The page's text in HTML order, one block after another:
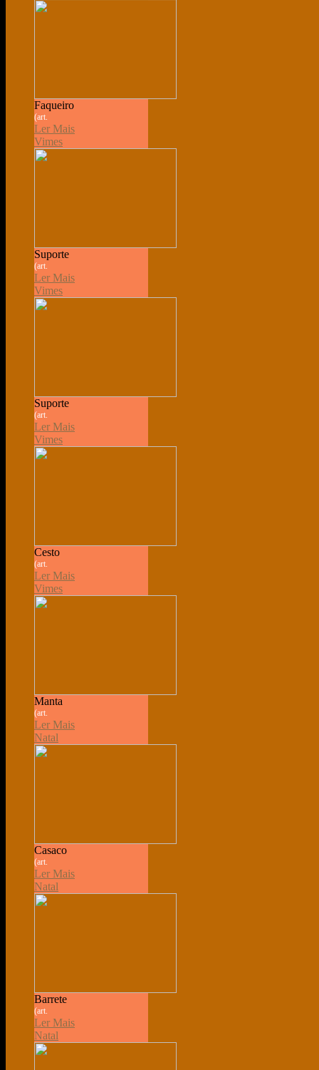
Faqueiro
(art.
Ler Mais
Vimes
Suporte
(art.
Ler Mais
Vimes
Suporte
(art.
Ler Mais
Vimes
Cesto
(art.
Ler Mais
Vimes
Manta
(art.
Ler Mais
Natal
Casaco
(art.
Ler Mais
Natal
Barrete
(art.
Ler Mais
Natal